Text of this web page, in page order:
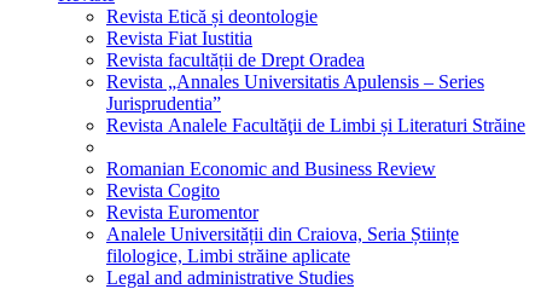
Revista Etică și deontologie
Revista Fiat Iustitia
Revista facultății de Drept Oradea
Revista „Annales Universitatis Apulensis – Series
Jurisprudentia”
Revista Analele Facultăţii de Limbi și Literaturi Străine
Romanian Economic and Business Review
Revista Cogito
Revista Euromentor
Analele Universității din Craiova, Seria Științe
filologice, Limbi străine aplicate
Legal and administrative Studies